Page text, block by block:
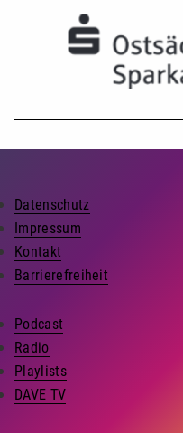
Datenschutz
Impressum
Kontakt
Barrierefreiheit
Podcast
Radio
Playlists
DAVE TV